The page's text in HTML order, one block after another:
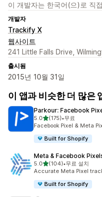
이 개발자는 한국어(으)로 직
개발자
Trackify X
웹사이트
241 Little Falls Drive,
출시됨
2015년 10월 31일
이 앱과 비슷한 더 많은
Parkour: Facebook
5.0별 5개 중
(175)
총 리뷰 175개
•무료
Facebook Pixel & Meta
Built for Shopify
Meta & Facebook
5.0별 5개 중
(104)
총 리뷰 104개
•무료 설치
Accurate Meta Pixel
Built for Shopify